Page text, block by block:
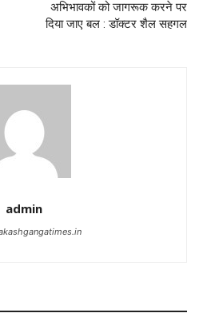
अभिभावकों को जागरूक करने पर
दिया जाए बल : डॉक्टर शैल सहगल
admin